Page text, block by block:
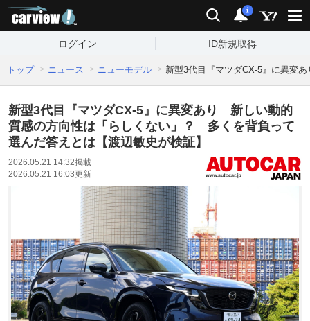
検索 通知
i
ログイン ID新規取得
トップ ニュース ニューモデル 新型3代目『マツダCX-5』に異変
新型3代目『マツダCX-5』に異変あり 新しい動的
質感の方向性は「らしくない」？ 多くを背負って
選んだ答えとは【渡辺敏史が検証】
2026.05.21 14:32掲載
2026.05.21 16:03更新